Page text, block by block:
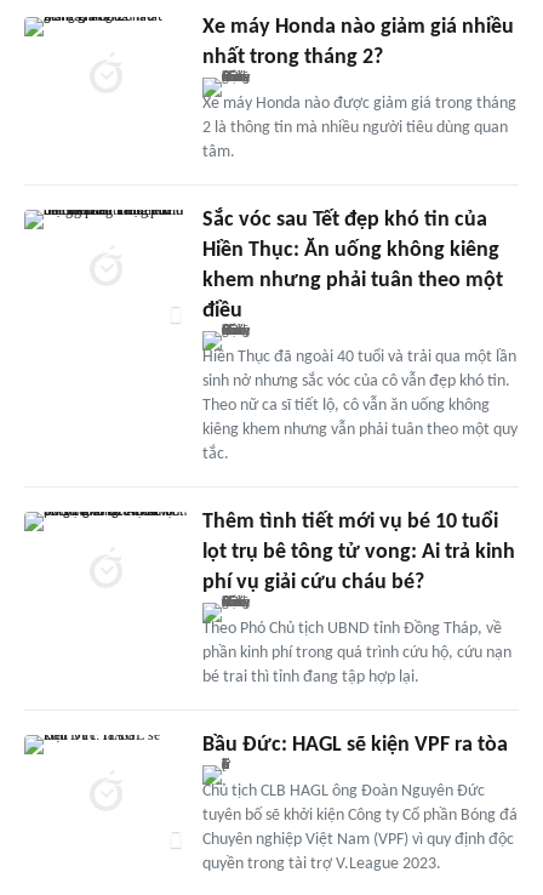
Xe máy Honda nào giảm giá nhiều
nhất trong tháng 2?
Xe máy Honda nào được giảm giá trong tháng
2 là thông tin mà nhiều người tiêu dùng quan
tâm.
Sắc vóc sau Tết đẹp khó tin của
Hiền Thục: Ăn uống không kiêng
khem nhưng phải tuân theo một
điều
Hiền Thục đã ngoài 40 tuổi và trải qua một lần
sinh nở nhưng sắc vóc của cô vẫn đẹp khó tin.
Theo nữ ca sĩ tiết lộ, cô vẫn ăn uống không
kiêng khem nhưng vẫn phải tuân theo một quy
tắc.
Thêm tình tiết mới vụ bé 10 tuổi
lọt trụ bê tông tử vong: Ai trả kinh
phí vụ giải cứu cháu bé?
Theo Phó Chủ tịch UBND tỉnh Đồng Tháp, về
phần kinh phí trong quá trình cứu hộ, cứu nạn
bé trai thì tỉnh đang tập hợp lại.
Bầu Đức: HAGL sẽ kiện VPF ra tòa
Chủ tịch CLB HAGL ông Đoàn Nguyên Đức
tuyên bố sẽ khởi kiện Công ty Cổ phần Bóng đá
Chuyên nghiệp Việt Nam (VPF) vì quy định độc
quyền trong tài trợ V.League 2023.